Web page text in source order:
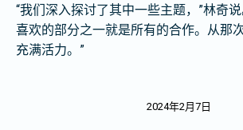
“我们深入探讨了其中一些主题，”林奇
喜欢的部分之一就是所有的合作。从那
充满活力。”
2024年2月7日